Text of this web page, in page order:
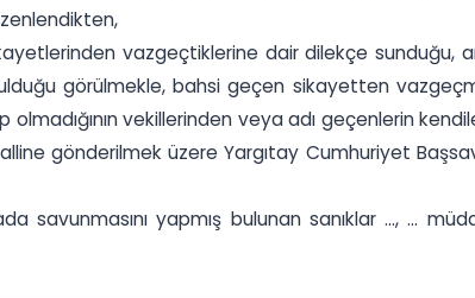
vazgeçtiklerine dair dilekçe sunduğu,
görülmekle, bahsi geçen sikayetten
vekillerinden veya adı geçenlerin
gönderilmek üzere Yargıtay Cumhuriyet
savunmasını yapmış bulunan sanıklar ..., ...